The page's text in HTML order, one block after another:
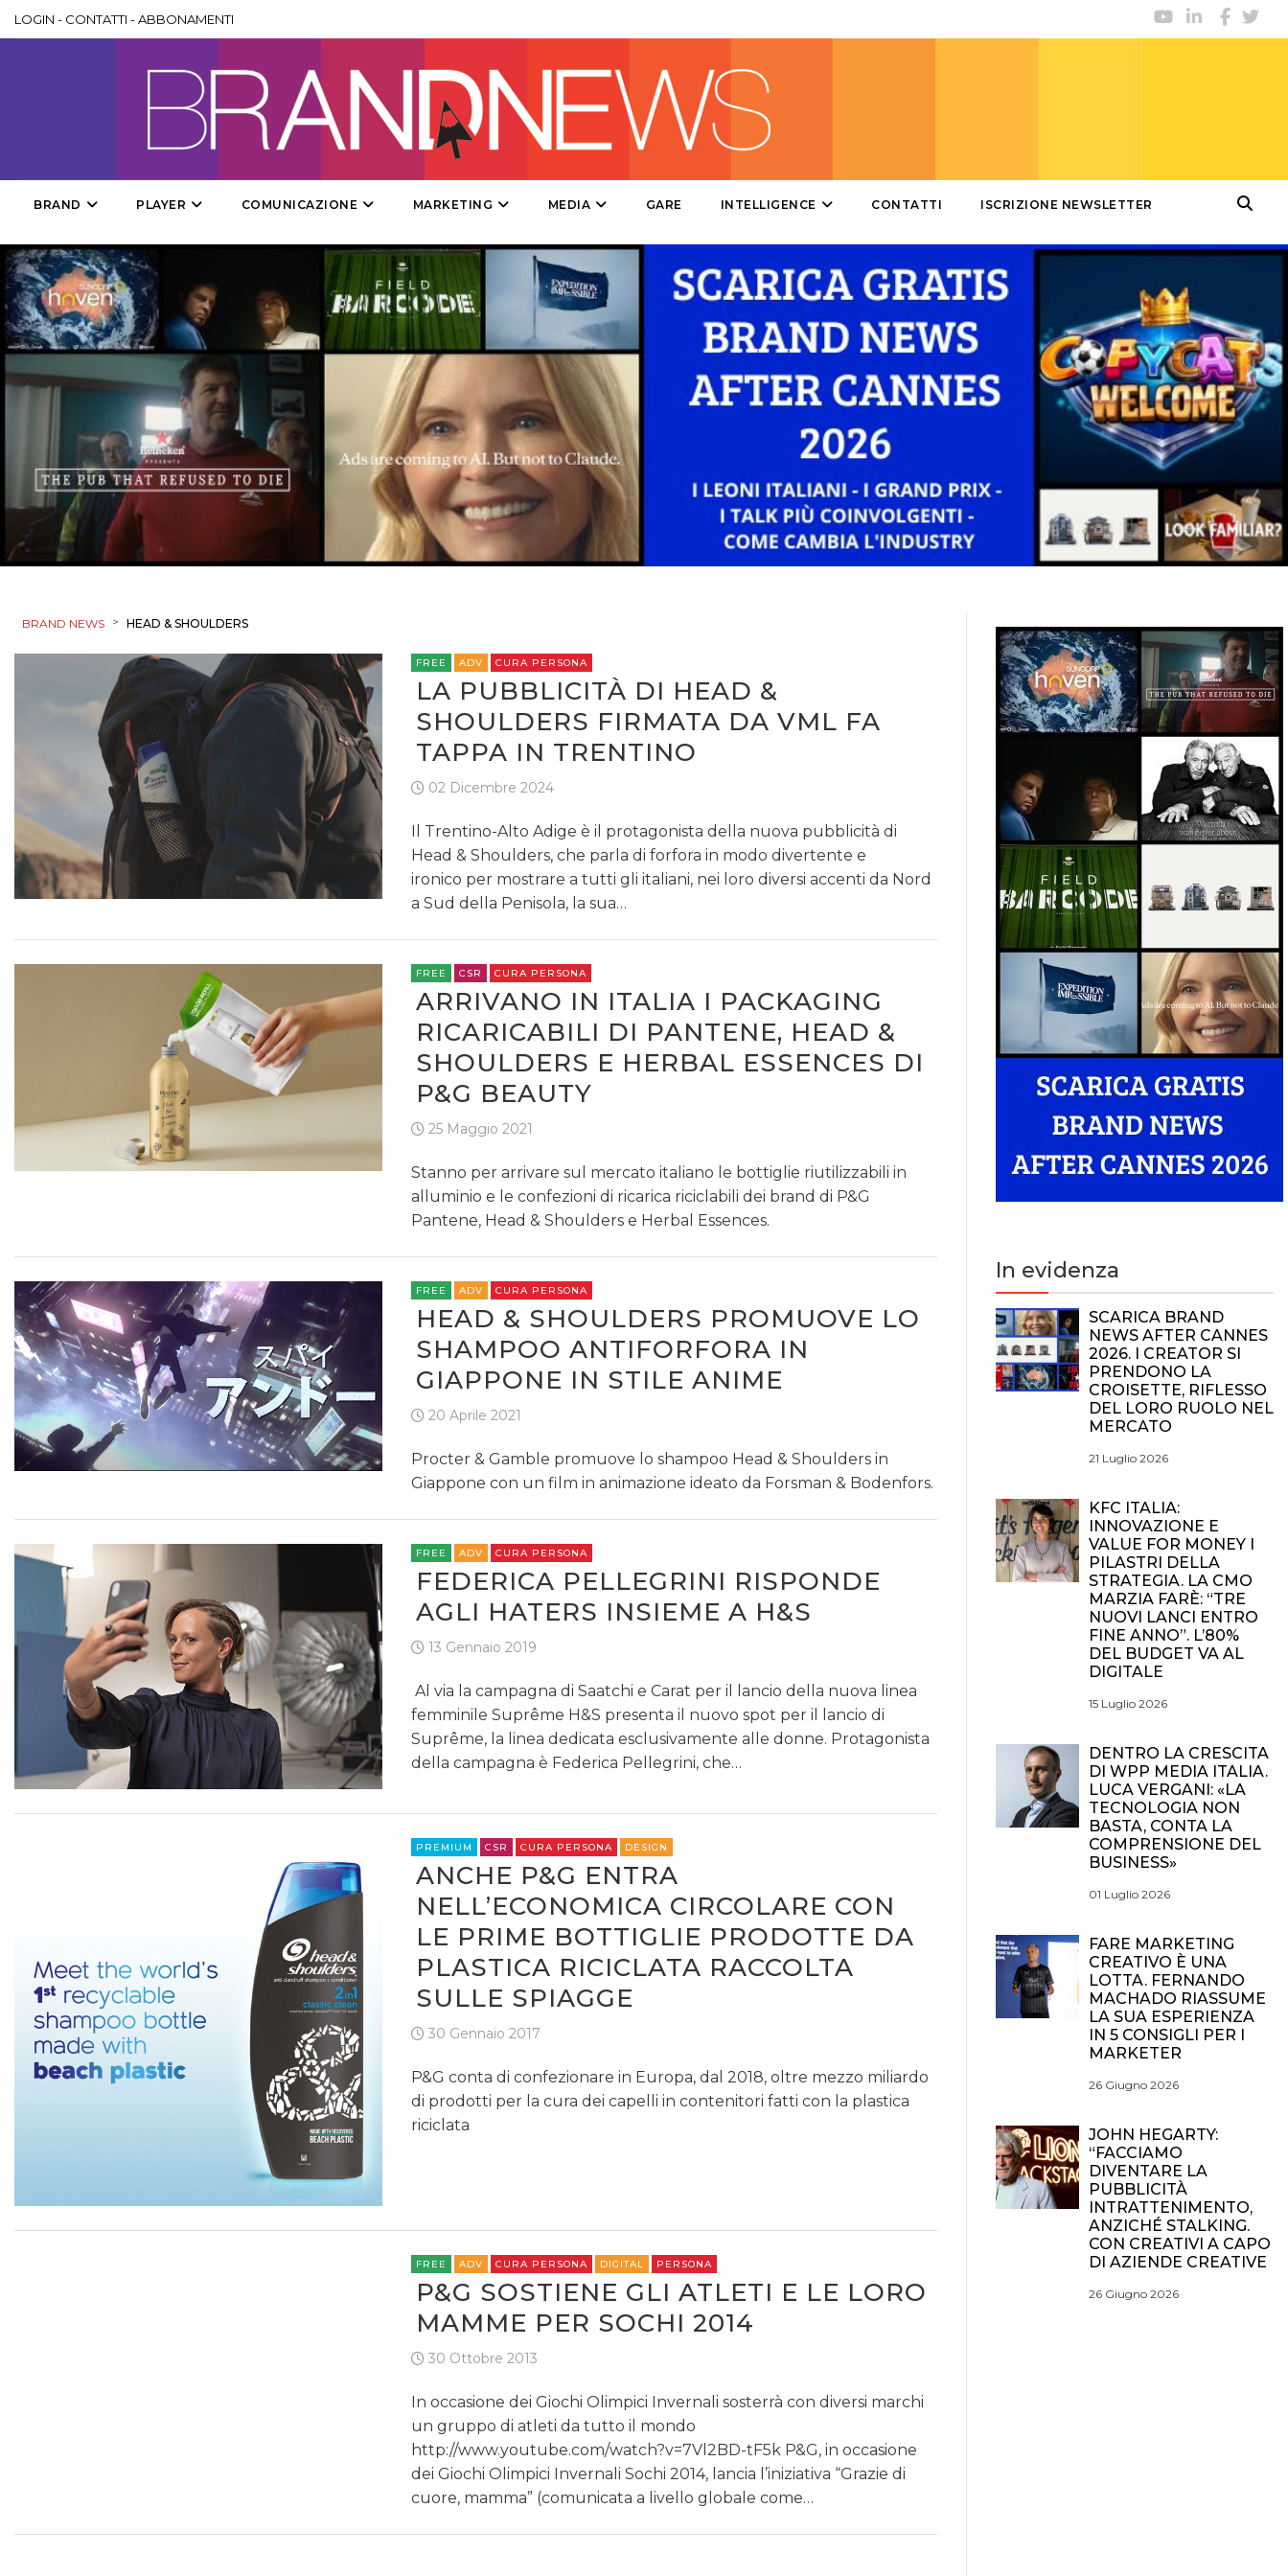
PROMOZIONI
PRODOTTI
PUNTI VENDITA
STRATEGIE
CINEMA
DIGITALE
EDITORIA
TV
DATI
RICERCHE
PREVISIONI/SCENARI
TREND
CASE HISTORY
OPINIONI
LOGIN - CONTATTI -ABBONAMENTI
BRAND PLAYER COMUNICAZIONE MARKETING MEDIA GARE INTELLIGENCE CONTATTI ISCRIZIONE NEWSLETTER
BRAND NEWS > HEAD & SHOULDERS
FREE ADV CURA PERSONA
LA PUBBLICITÀ DI HEAD &
SHOULDERS FIRMATA DA VML FA
TAPPA IN TRENTINO
02 Dicembre 2024
Il Trentino-Alto Adige è il protagonista della nuova pubblicità di
Head & Shoulders, che parla di forfora in modo divertente e
ironico per mostrare a tutti gli italiani, nei loro diversi accenti da Nord
a Sud della Penisola, la sua…
FREE CSR CURA PERSONA
ARRIVANO IN ITALIA I PACKAGING
RICARICABILI DI PANTENE, HEAD &
SHOULDERS E HERBAL ESSENCES DI
P&G BEAUTY
25 Maggio 2021
Stanno per arrivare sul mercato italiano le bottiglie riutilizzabili in
alluminio e le confezioni di ricarica riciclabili dei brand di P&G
Pantene, Head & Shoulders e Herbal Essences.
FREE ADV CURA PERSONA
HEAD & SHOULDERS PROMUOVE LO
SHAMPOO ANTIFORFORA IN
GIAPPONE IN STILE ANIME
20 Aprile 2021
Procter & Gamble promuove lo shampoo Head & Shoulders in
Giappone con un film in animazione ideato da Forsman & Bodenfors.
FREE ADV CURA PERSONA
FEDERICA PELLEGRINI RISPONDE
AGLI HATERS INSIEME A H&S
13 Gennaio 2019
Al via la campagna di Saatchi e Carat per il lancio della nuova linea
femminile Suprême H&S presenta il nuovo spot per il lancio di
Suprême, la linea dedicata esclusivamente alle donne. Protagonista
della campagna è Federica Pellegrini, che…
PREMIUM CSR CURA PERSONA DESIGN
ANCHE P&G ENTRA
NELL’ECONOMICA CIRCOLARE CON
LE PRIME BOTTIGLIE PRODOTTE DA
PLASTICA RICICLATA RACCOLTA
SULLE SPIAGGE
30 Gennaio 2017
P&G conta di confezionare in Europa, dal 2018, oltre mezzo miliardo
di prodotti per la cura dei capelli in contenitori fatti con la plastica
riciclata
FREE ADV CURA PERSONA DIGITAL PERSONA
P&G SOSTIENE GLI ATLETI E LE LORO
MAMME PER SOCHI 2014
30 Ottobre 2013
In occasione dei Giochi Olimpici Invernali sosterrà con diversi marchi
un gruppo di atleti da tutto il mondo
http://www.youtube.com/watch?v=7Vl2BD-tF5k P&G, in occasione
dei Giochi Olimpici Invernali Sochi 2014, lancia l’iniziativa “Grazie di
cuore, mamma” (comunicata a livello globale come…
In evidenza
SCARICA BRAND
NEWS AFTER CANNES
2026. I CREATOR SI
PRENDONO LA
CROISETTE, RIFLESSO
DEL LORO RUOLO NEL
MERCATO
21 Luglio 2026
KFC ITALIA:
INNOVAZIONE E
VALUE FOR MONEY I
PILASTRI DELLA
STRATEGIA. LA CMO
MARZIA FARÈ: “TRE
NUOVI LANCI ENTRO
FINE ANNO”. L’80%
DEL BUDGET VA AL
DIGITALE
15 Luglio 2026
DENTRO LA CRESCITA
DI WPP MEDIA ITALIA.
LUCA VERGANI: «LA
TECNOLOGIA NON
BASTA, CONTA LA
COMPRENSIONE DEL
BUSINESS»
01 Luglio 2026
FARE MARKETING
CREATIVO È UNA
LOTTA. FERNANDO
MACHADO RIASSUME
LA SUA ESPERIENZA
IN 5 CONSIGLI PER I
MARKETER
26 Giugno 2026
JOHN HEGARTY:
“FACCIAMO
DIVENTARE LA
PUBBLICITÀ
INTRATTENIMENTO,
ANZICHÉ STALKING.
CON CREATIVI A CAPO
DI AZIENDE CREATIVE
26 Giugno 2026